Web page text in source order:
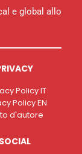
e global allo
Policy IT
Policy EN
d'autore
SOCIAL